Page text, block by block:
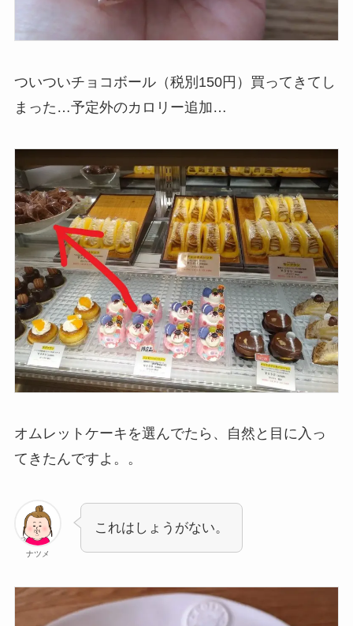
ついついチョコボール（税別150円）買ってきてし
まった…予定外のカロリー追加…
オムレットケーキを選んでたら、自然と目に入っ
てきたんですよ。。
ナツメ
これはしょうがない。